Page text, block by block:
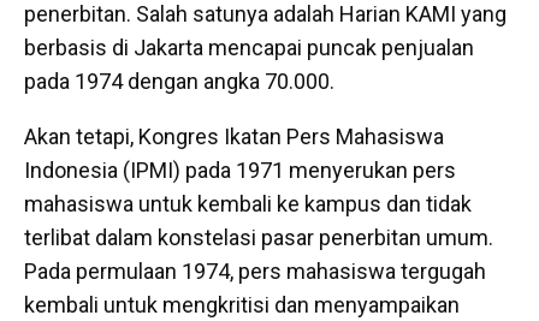
penerbitan. Salah satunya adalah Harian KAMI yang
berbasis di Jakarta mencapai puncak penjualan
pada 1974 dengan angka 70.000.
Akan tetapi, Kongres Ikatan Pers Mahasiswa
Indonesia (IPMI) pada 1971 menyerukan pers
mahasiswa untuk kembali ke kampus dan tidak
terlibat dalam konstelasi pasar penerbitan umum.
Pada permulaan 1974, pers mahasiswa tergugah
kembali untuk mengkritisi dan menyampaikan